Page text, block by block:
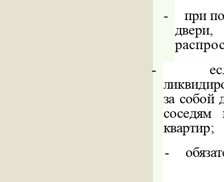
-
при
-
за собой
квартир;
-